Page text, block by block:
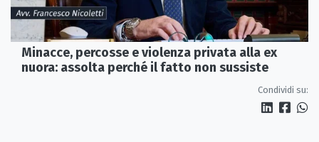
Minacce, percosse e violenza privata alla ex
nuora: assolta perché il fatto non sussiste
Condividi su: